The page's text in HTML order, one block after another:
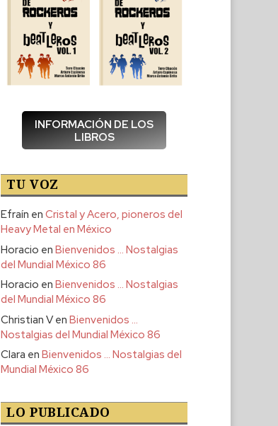
INFORMACIÓN DE LOS
LIBROS
TU VOZ
Efraín enCristal y Acero, pioneros del
Heavy Metal en México
Horacio enBienvenidos … Nostalgias
del Mundial México 86
Horacio enBienvenidos … Nostalgias
del Mundial México 86
Christian VenBienvenidos …
Nostalgias del Mundial México 86
Clara enBienvenidos … Nostalgias del
Mundial México 86
LO PUBLICADO